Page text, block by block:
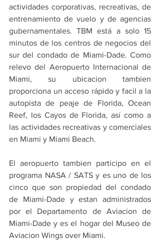
actividades corporativas, recreativas, de
entrenamiento de vuelo y de agencias
gubernamentales. TBM está a solo 15
minutos de los centros de negocios del
sur del condado de Miami-Dade. Como
relevo del Aeropuerto Internacional de
Miami, su ubicacion tambien
proporciona un acceso rápido y facil a la
autopista de peaje de Florida, Ocean
Reef, los Cayos de Florida, así como a
las actividades recreativas y comerciales
en Miami y Miami Beach.
El aeropuerto tambien participo en el
programa NASA / SATS y es uno de los
cinco que son propiedad del condado
de Miami-Dade y estan administrados
por el Departamento de Aviacion de
Miami-Dade y es el hogar del Museo de
Aviacion Wings over Miami.